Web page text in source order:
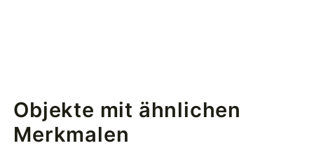
Objekte mit ähnlichen
Merkmalen